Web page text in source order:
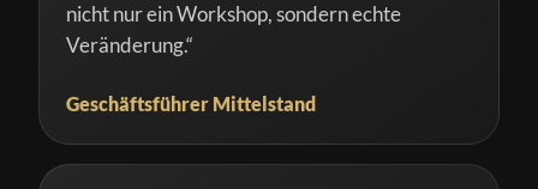
nicht nur ein Workshop, sondern echte
Veränderung.“
Geschäftsführer Mittelstand